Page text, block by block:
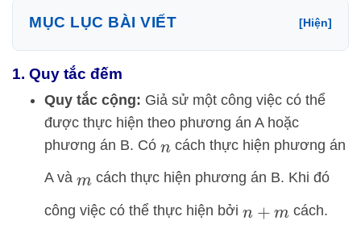
MỤC LỤC BÀI VIẾT [Hiện]
1. Quy tắc đếm
Quy tắc cộng: Giả sử một công việc có thể
được thực hiện theo phương án A hoặc
phương án B. Có ncách thực hiện phương án
A và m cách thực hiện phương án B. Khi đó
công việc có thể thực hiện bởi n+m cách.